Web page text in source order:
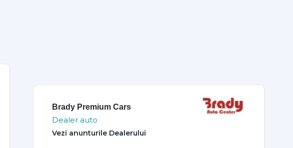
Brady Premium Cars
Dealer auto